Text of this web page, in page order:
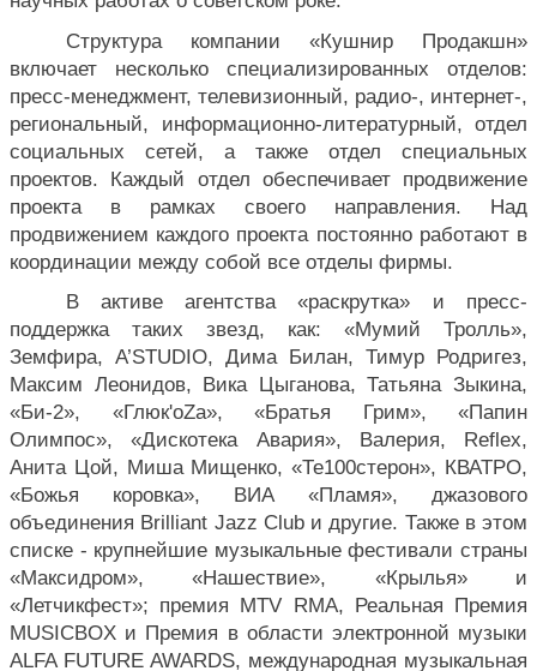
Структура компании «Кушнир Продакшн»
включает несколько специализированных отделов:
пресс-менеджмент, телевизионный, радио-, интернет-,
региональный, информационно-литературный, отдел
социальных сетей, а также отдел специальных
проектов. Каждый отдел обеспечивает продвижение
проекта в рамках своего направления. Над
продвижением каждого проекта постоянно работают в
координации между собой все отделы фирмы.
В активе агентства «раскрутка» и пресс-
поддержка таких звезд, как: «Мумий Тролль»,
Земфира, A’STUDIO, Дима Билан, Тимур Родригез,
Максим Леонидов, Вика Цыганова, Татьяна Зыкина,
«Би-2», «Глюк'oZa», «Братья Грим», «Папин
Олимпос», «Дискотека Авария», Валерия, Reflex,
Анита Цой, Миша Мищенко, «Те100стерон», КВАТРО,
«Божья коровка», ВИА «Пламя», джазового
объединения Brilliant Jazz Club и другие. Также в этом
списке - крупнейшие музыкальные фестивали страны
«Максидром», «Нашествие», «Крылья» и
«Летчикфест»; премия MTV RMA, Реальная Премия
MUSICBOX и Премия в области электронной музыки
ALFA FUTURE AWARDS, международная музыкальная